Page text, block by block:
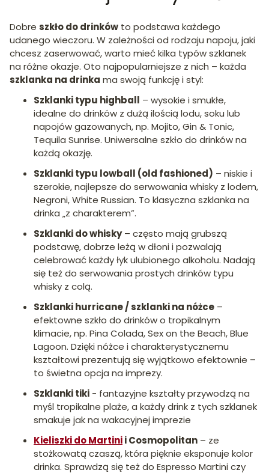
Dobre szkło do drinków to podstawa każdego
udanego wieczoru. W zależności od rodzaju napoju, jaki
chcesz zaserwować, warto mieć kilka typów szklanek
na różne okazje. Oto najpopularniejsze z nich – każda
szklanka na drinka ma swoją funkcję i styl:
Szklanki typu highball – wysokie i smukłe,
idealne do drinków z dużą ilością lodu, soku lub
napojów gazowanych, np. Mojito, Gin & Tonic,
Tequila Sunrise. Uniwersalne szkło do drinków na
każdą okazję.
Szklanki typu lowball (old fashioned) – niskie i
szerokie, najlepsze do serwowania whisky z lodem,
Negroni, White Russian. To klasyczna szklanka na
drinka „z charakterem”.
Szklanki do whisky– często mają grubszą
podstawę, dobrze leżą w dłoni i pozwalają
celebrować każdy łyk ulubionego alkoholu. Nadają
się też do serwowania prostych drinków typu
whisky z colą.
Szklanki hurricane / szklanki na nóżce –
efektowne szkło do drinków o tropikalnym
klimacie, np. Pina Colada, Sex on the Beach, Blue
Lagoon. Dzięki nóżce i charakterystycznemu
kształtowi prezentują się wyjątkowo efektownie –
to świetna opcja na imprezy.
Szklanki tiki - fantazyjne kształty przywodzą na
myśl tropikalne plaże, a każdy drink z tych szklanek
smakuje jak na wakacyjnej imprezie
Kieliszki do Martinii Cosmopolitan – ze
stożkowatą czaszą, która pięknie eksponuje kolor
drinka. Sprawdzą się też do Espresso Martini czy